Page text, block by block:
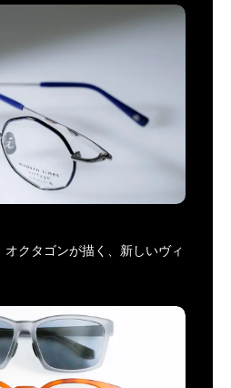
クタゴンが描く、新しいヴィ